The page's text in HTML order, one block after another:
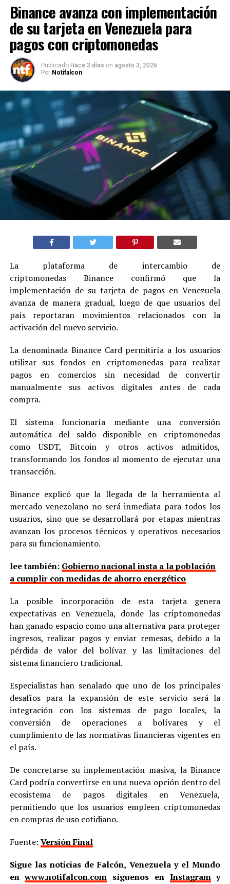
Binance avanza con implementación
de su tarjeta en Venezuela para
pagos con criptomonedas
Publicado Hace 3 días on agosto 3, 2026
Por Notifalcon
La plataforma de intercambio de
criptomonedas Binance confirmó que la
implementación de su tarjeta de pagos en Venezuela
avanza de manera gradual, luego de que usuarios del
país reportaran movimientos relacionados con la
activación del nuevo servicio.
La denominada Binance Card permitiría a los usuarios
utilizar sus fondos en criptomonedas para realizar
pagos en comercios sin necesidad de convertir
manualmente sus activos digitales antes de cada
compra.
El sistema funcionaría mediante una conversión
automática del saldo disponible en criptomonedas
como USDT, Bitcoin y otros activos admitidos,
transformando los fondos al momento de ejecutar una
transacción.
Binance explicó que la llegada de la herramienta al
mercado venezolano no será inmediata para todos los
usuarios, sino que se desarrollará por etapas mientras
avanzan los procesos técnicos y operativos necesarios
para su funcionamiento.
lee también: Gobierno nacional insta a la población
a cumplir con medidas de ahorro energético
La posible incorporación de esta tarjeta genera
expectativas en Venezuela, donde las criptomonedas
han ganado espacio como una alternativa para proteger
ingresos, realizar pagos y enviar remesas, debido a la
pérdida de valor del bolívar y las limitaciones del
sistema financiero tradicional.
Especialistas han señalado que uno de los principales
desafíos para la expansión de este servicio será la
integración con los sistemas de pago locales, la
conversión de operaciones a bolívares y el
cumplimiento de las normativas financieras vigentes en
el país.
De concretarse su implementación masiva, la Binance
Card podría convertirse en una nueva opción dentro del
ecosistema de pagos digitales en Venezuela,
permitiendo que los usuarios empleen criptomonedas
en compras de uso cotidiano.
Fuente: Versión Final
Sigue las noticias de Falcón, Venezuela y el Mundo
enwww.notifalcon.com síguenos en Instagramy